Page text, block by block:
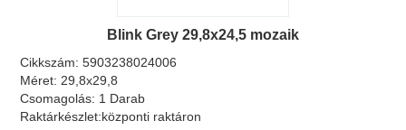
Blink Grey 29,8x24,5 mozaik
Cikkszám:5903238024006
Méret: 29,8x29,8
Csomagolás: 1 Darab
Raktárkészlet:központi raktáron